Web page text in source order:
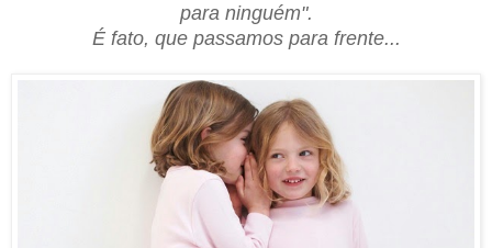
para ninguém".
É fato, que passamos para frente...